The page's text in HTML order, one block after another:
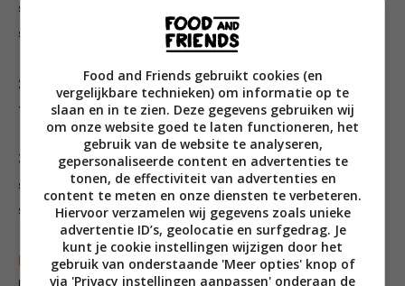
stoofperen afgesloten zachtjes in 1 à 1½ uur gaar
stoven.
2 Giet de helft van het stoofvocht eruit en kook dat in
tot siroop.
3 Rooster de sneetjes rozijnenbrood licht en leg er een
stuk kaas op. Zet er een stoofpeer bij giet er wat
siroop over en strooi er wat noten bij.
Less stress:Stoof de peren een dag van tevoren en
Food and Friends gebruikt cookies (en
vergelijkbare technieken) om informatie op te
slaan en in te zien. Deze gegevens gebruiken wij
om onze website goed te laten functioneren, het
gebruik van de website te analyseren,
gepersonaliseerde content en advertenties te
tonen, de effectiviteit van advertenties en
content te meten en onze diensten te verbeteren.
Hiervoor verzamelen wij gegevens zoals unieke
advertentie ID’s, geolocatie en surfgedrag. Je
kunt je cookie instellingen wijzigen door het
gebruik van onderstaande 'Meer opties' knop of
via 'Privacy instellingen aanpassen' onderaan de